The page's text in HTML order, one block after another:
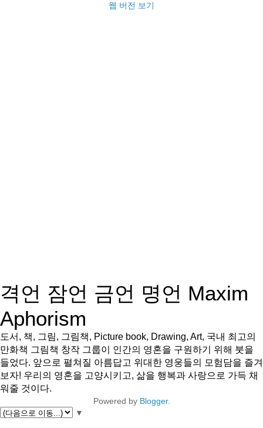
웹 버전 보기
격언 잠언 금언 명언 Maxim
Aphorism
도서, 책, 그림, 그림책, Picture book, Drawing, Art, 국내 최고의
만화책 그림책 창작 그룹이 인간의 영혼을 구원하기 위해 붓을
들었다. 앞으로 펼쳐질 아름답고 위대한 영웅들의 모험담을 즐겨
보자! 우리의 영혼을 고양시키고, 삶을 행복과 사랑으로 가득 채
워줄 것이다.
Powered by Blogger.
▼